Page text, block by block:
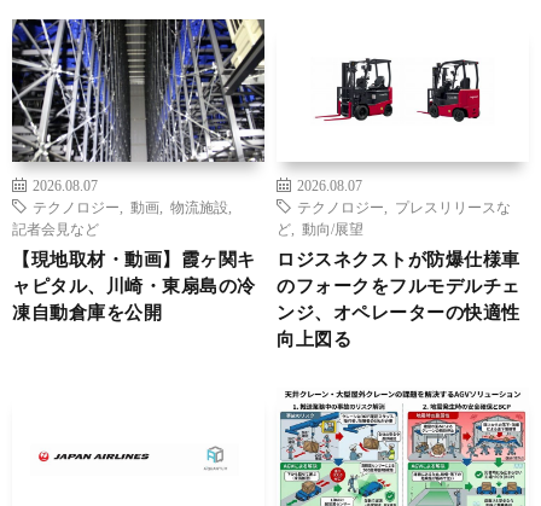
2026.08.07
テクノロジー
動画 物流施設
記者会見など
【現地取材・動画】霞ヶ関キ
ャピタル、川崎・東扇島の冷
凍自動倉庫を公開
2026.08.07
テクノロジー
プレスリリースな
ど
動向/展望
ロジスネクストが防爆仕様車
のフォークをフルモデルチェ
ンジ、オペレーターの快適性
向上図る